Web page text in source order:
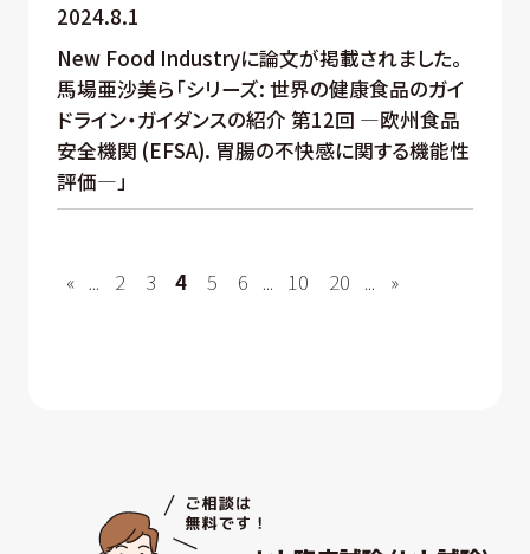
2024.8.1
New Food Industryに論文が掲載されました。
馬場亜沙美ら「シリーズ: 世界の健康食品のガイ
ドライン・ガイダンスの紹介 第12回 ―欧州食品
安全機関 (EFSA). 胃腸の不快感に関する機能性
評価―」
« ... 2 3 4 5 6 ... 10 20 ... »